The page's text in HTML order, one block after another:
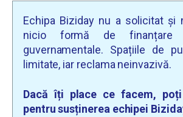
Echipa Biziday nu a solicitat și
nicio formă de finanțare
guvernamentale. Spațiile de
limitate, iar reclama neinvazivă.
Dacă îți place ce facem,
pentru susținerea echipei